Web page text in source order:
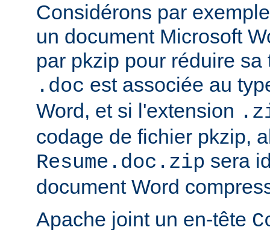
Considérons par
un document Microsoft
par pkzip pour réduire
.doc est associée au
Word, et si l'extension
codage de fichier pkzip,
Resume.doc.zip sera
document Word
Apache joint un en-tête